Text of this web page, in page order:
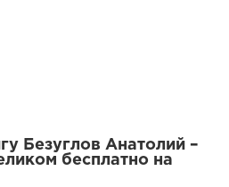
Безуглов Анатолий –
бесплатно на